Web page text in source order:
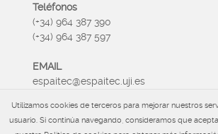
Teléfonos
(+34) 964 387 390
(+34) 964 387 597
EMAIL
espaitec@espaitec.uji.es
HORARIO
Lunes a Viernes 09:00 – 15.00
Utilizamos cookies de terceros para mejorar nuestros
usuario. Si continúa navegando, consideramos que